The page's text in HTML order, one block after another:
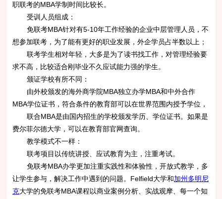
职联考的MBA学制时间比较长。
受训人员组成：
免联考MBA针对有5-10年工作经验的企业中层管理人员，不
想参加联考，为了能有更好的职业发展，外企学员占半数以上；
联考学生相对年轻，大多是为了读书找工作，对管理经验要
求不高，比较适合刚毕业不久应试能力强的学生。
颁证学校有所不同：
由外校颁发的海外商学院MBA独立办学MBA和中外合作
MBA学位证书，符合条件的教育部可以在世界范围内授予学位，
联合MBA是由国内招生的学校颁发学历、学位证书。如果是
费尔菲尔德大学，可以在教育部官网查询。
教学模式不一样：
联考项目以传统讲授、应试教育为主，注重考试。
免联考MBA办学更加注重实践性和体验性，开放式教学，多
让学生参与，解决工作中遇到的问题。Felfield大学和加州 多明尼
克大学的免联考MBA课程以商业案例分析、实战观摩、每一个知